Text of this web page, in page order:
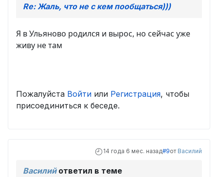
Re: Жаль, что не с кем пообщаться)))
Я в Ульяново родился и вырос, но сейчас уже
живу не там
Пожалуйста Войти или Регистрация, чтобы
присоединиться к беседе.
14 года 6 мес. назад#9от Василий
Василийответил в теме